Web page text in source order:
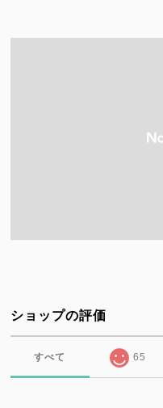
ショップの評価
すべて 65